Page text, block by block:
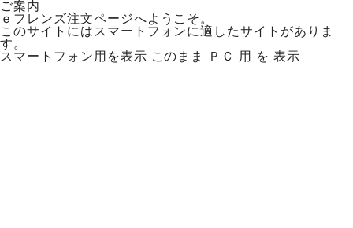
ご案内
ｅフレンズ注文ページへようこそ。
このサイトにはスマートフォンに適したサイトがありま
す。
スマートフォン用を表示 このまま ＰＣ 用 を 表示